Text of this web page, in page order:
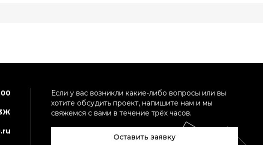
Если у вас возникли какие-либо вопросы или вы
хотите обсудить проект, напишите нам и мы
свяжемся с вами в течение трёх часов.
Оставить заявку